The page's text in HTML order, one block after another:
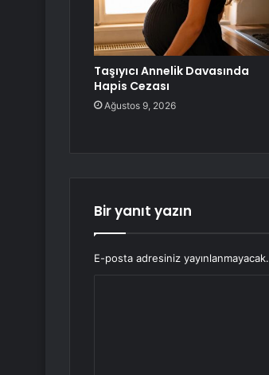
Taşıyıcı Annelik Davasında
Hapis Cezası
Ağustos 9, 2026
Bir yanıt yazın
E-posta adresiniz yayınlanmayacak.